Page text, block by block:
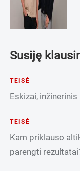
Susiję
TEISĖ
Eskizai,
TEISĖ
Kam priklauso
parengti